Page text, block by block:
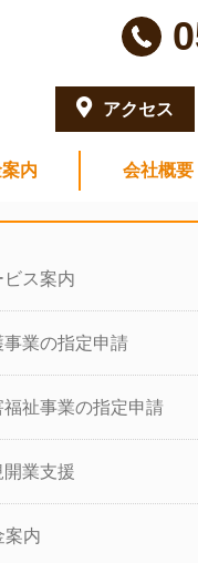
アクセス
内 会社概要
ス案内
サービス案内について
労務顧問
給与計算サポート
助成金手続き代行
業の指定申請
訪問看護
訪問介護（介護保険）
通所介護（デイサービス）
祉事業の指定申請
放課後等デイ・児童発達支
生活介護
開業支援
介護サービス事業の開業で
へ
案内